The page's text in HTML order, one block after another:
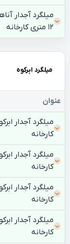
12 متری کارخانه
میلگرد ابرکوه
عنوان
کارخانه
کارخانه
کارخانه
کارخانه